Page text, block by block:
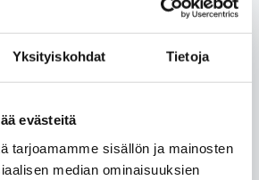
Yksityiskohdat Tietoja
evästeitä
tarjoamamme sisällön ja mainosten
median ominaisuuksien